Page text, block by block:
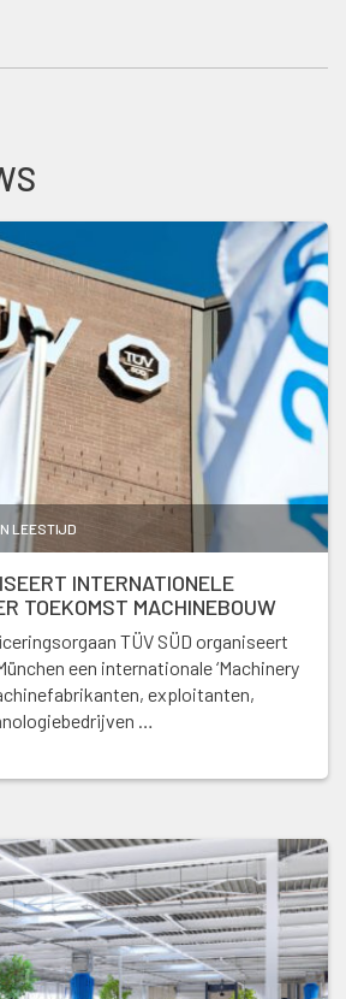
LEESTIJD
INTERNATIONELE
TOEKOMST MACHINEBOUW
TÜV SÜD organiseert
een internationale ‘Machinery
exploitanten,
…